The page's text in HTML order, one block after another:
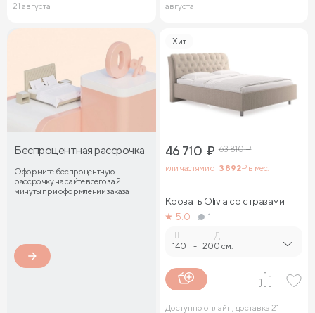
21 августа
августа
Беспроцентная рассрочка
Оформите беспроцентную
рассрочку на сайте всего за 2
минуты при оформлении заказа
Хит
46 710 ₽ 63 810₽
или частями от3 892₽ в мес.
Кровать Olivia со стразами
5.0
1
140 -
Д.
200 см.
Доступно онлайн, доставка 21